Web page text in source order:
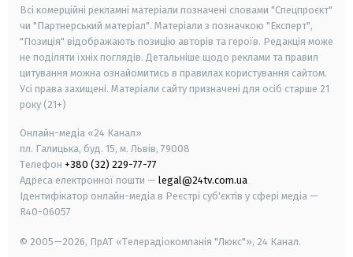
Всі комерційні рекламні матеріали позначені словами "Спецпроєкт"
чи "Партнерський матеріал". Матеріали з позначкою "Експерт",
"Позиція" відображають позицію авторів та героїв. Редакція може
не поділяти їхніх поглядів. Детальніше щодо реклами та правил
цитування можна ознайомитись в правилах користування сайтом.
Усі права захищені. Матеріали сайту призначені для осіб старше 21
року (21+)
Онлайн-медіа «24 Канал»
пл. Галицька, буд. 15, м. Львів, 79008
Телефон +380 (32) 229-77-77
Адреса електронної пошти — legal@24tv.com.ua
Ідентифікатор онлайн-медіа в Реєстрі суб'єктів у сфері медіа —
R40-06057
© 2005—2026, ПрАТ «Телерадіокомпанія "Люкс"», 24 Канал.